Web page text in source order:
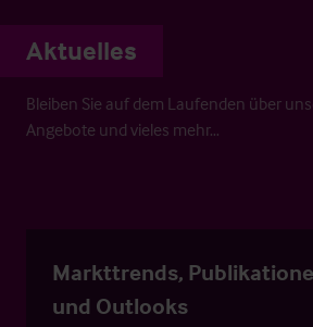
Aktuelles
Bleiben Sie auf dem Laufenden über
Angebote und vieles mehr…
Markttrends,
und Outlooks